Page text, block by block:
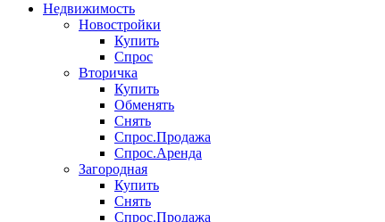
Недвижимость
Новостройки
Купить
Спрос
Вторичка
Купить
Обменять
Снять
Спрос.Продажа
Спрос.Аренда
Загородная
Купить
Снять
Спрос.Продажа